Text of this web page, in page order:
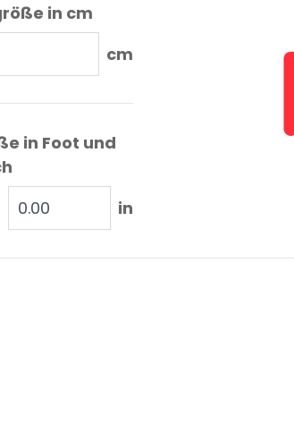
in cm
cm
in Foot und
in